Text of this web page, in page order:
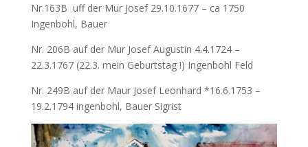
Nr.163B uff der Mur Josef 29.10.1677 – ca 1750
Ingenbohl, Bauer
Nr. 206B auf der Mur Josef Augustin 4.4.1724 –
22.3.1767 (22.3. mein Geburtstag !) Ingenbohl Feld
Nr. 249B auf der Maur Josef Leonhard *16.6.1753 –
19.2.1794 ingenbohl, Bauer Sigrist